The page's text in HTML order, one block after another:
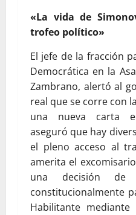
«La vida de
trofeo político»
El jefe de la fracción
Democrática en la
Zambrano, alertó al
real que se corre con
una nueva carta
aseguró que hay
el pleno acceso al
amerita el
una decisión de
constitucionalmente
Habilitante